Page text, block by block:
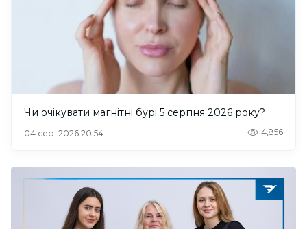
Чи очікувати магнітні бурі 5 серпня 2026 року?
04 сер. 2026 20:54 4,856